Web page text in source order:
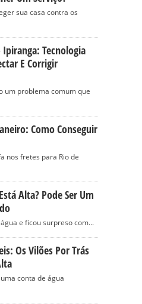
sua casa contra os
Ipiranga: Tecnologia
E Corrigir
um problema comum que
Como Conseguir
nos fretes para Rio de
Alta? Pode Ser Um
e ficou surpreso com...
Os Vilões Por Trás
conta de água